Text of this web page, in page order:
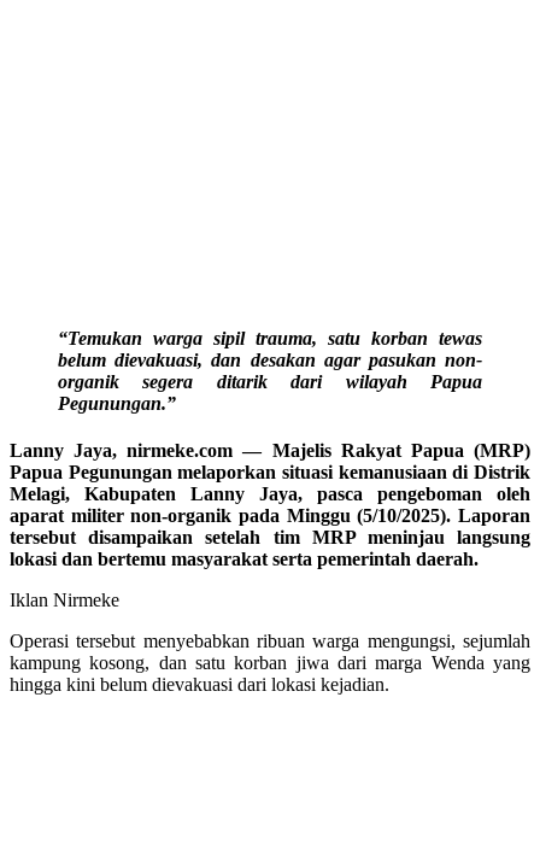
“Temukan warga sipil trauma, satu korban tewas
belum dievakuasi, dan desakan agar pasukan non-
organik segera ditarik dari wilayah Papua
Pegunungan.”
Lanny Jaya, nirmeke.com — Majelis Rakyat Papua (MRP)
Papua Pegunungan melaporkan situasi kemanusiaan di Distrik
Melagi, Kabupaten Lanny Jaya, pasca pengeboman oleh
aparat militer non-organik pada Minggu (5/10/2025). Laporan
tersebut disampaikan setelah tim MRP meninjau langsung
lokasi dan bertemu masyarakat serta pemerintah daerah.
Iklan Nirmeke
Operasi tersebut menyebabkan ribuan warga mengungsi, sejumlah
kampung kosong, dan satu korban jiwa dari marga Wenda yang
hingga kini belum dievakuasi dari lokasi kejadian.